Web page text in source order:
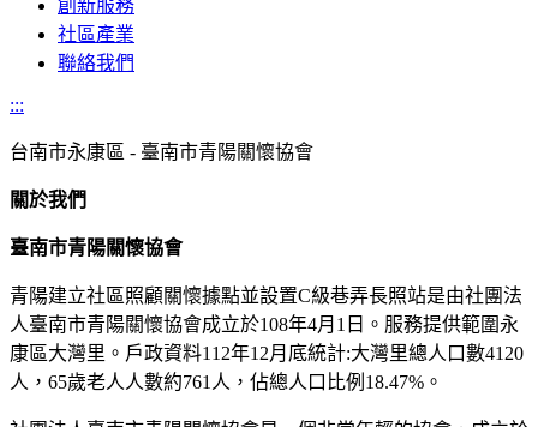
創新服務
社區產業
聯絡我們
:::
台南市永康區 - 臺南市青陽關懷協會
關於我們
臺南市青陽關懷協會
青陽建立社區照顧關懷據點並設置C級巷弄長照站是由社團法
人臺南市青陽關懷協會成立於108年4月1日。服務提供範圍永
康區大灣里。戶政資料112年12月底統計:大灣里總人口數4120
人，65歲老人人數約761人，佔總人口比例18.47%。